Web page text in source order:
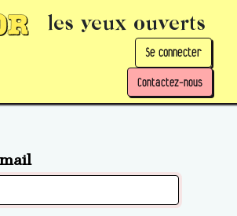
les yeux ouverts
Se connecter
Contactez-nous